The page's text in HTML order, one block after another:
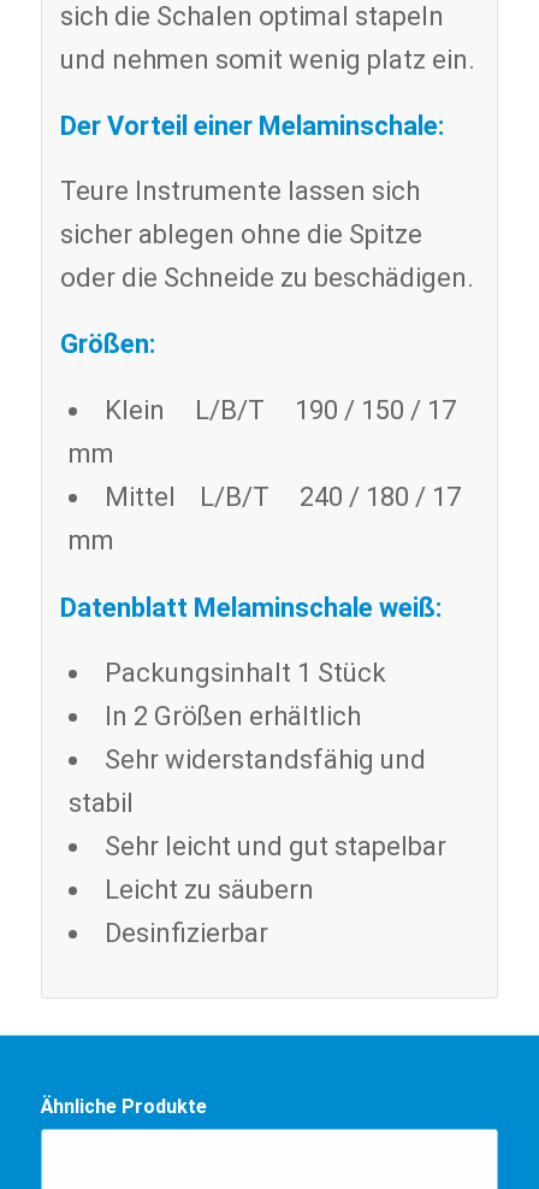
sich die Schalen optimal stapeln
und nehmen somit wenig platz ein.
Der Vorteil einer Melaminschale:
Teure Instrumente lassen sich
sicher ablegen ohne die Spitze
oder die Schneide zu beschädigen.
Größen:
Klein L/B/T 190 / 150 / 17
mm
Mittel L/B/T 240 / 180 / 17
mm
Datenblatt Melaminschale weiß:
Packungsinhalt 1 Stück
In 2 Größen erhältlich
Sehr widerstandsfähig und
stabil
Sehr leicht und gut stapelbar
Leicht zu säubern
Desinfizierbar
Ähnliche Produkte